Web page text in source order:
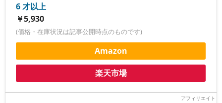
6 才以上
￥5,930
(価格・在庫状況は記事公開時点のものです)
Amazon
楽天市場